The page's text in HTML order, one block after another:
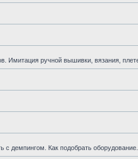
ручной вышивки, вязания,
с демпингом. Как подобрать